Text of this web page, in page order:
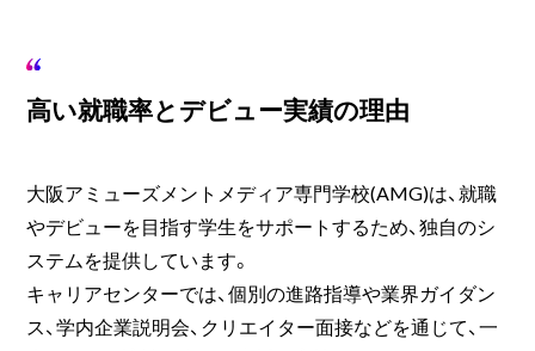
高い就職率とデビュー実績の理由
大阪アミューズメントメディア専門学校(AMG)は、就職
やデビューを目指す学生をサポートするため、独自のシ
ステムを提供しています。
キャリアセンターでは、個別の進路指導や業界ガイダン
ス、学内企業説明会、クリエイター面接などを通じて、一